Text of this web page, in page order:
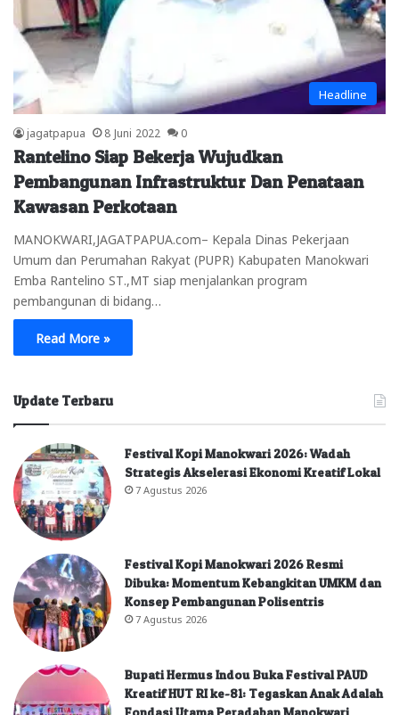
Headline
jagatpapua 8 Juni 2022 0
Rantelino Siap Bekerja Wujudkan
Pembangunan Infrastruktur Dan Penataan
Kawasan Perkotaan
MANOKWARI,JAGATPAPUA.com– Kepala Dinas Pekerjaan
Umum dan Perumahan Rakyat (PUPR) Kabupaten Manokwari
Emba Rantelino ST.,MT siap menjalankan program
pembangunan di bidang…
Read More »
Update Terbaru
Festival Kopi Manokwari 2026: Wadah
Strategis Akselerasi Ekonomi Kreatif Lokal
7 Agustus 2026
Festival Kopi Manokwari 2026 Resmi
Dibuka: Momentum Kebangkitan UMKM dan
Konsep Pembangunan Polisentris
7 Agustus 2026
Bupati Hermus Indou Buka Festival PAUD
Kreatif HUT RI ke-81: Tegaskan Anak Adalah
Fondasi Utama Peradaban Manokwari